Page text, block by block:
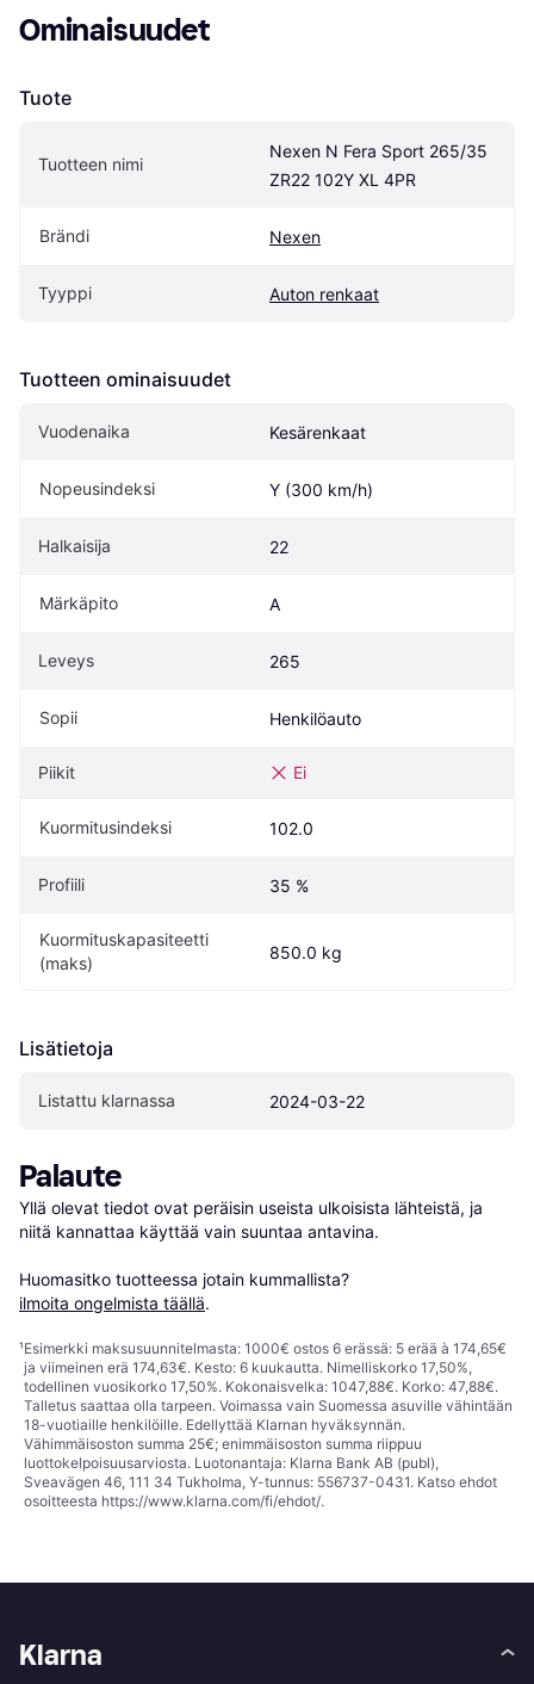
Ominaisuudet
Tuote
Tuotteen nimi
Nexen N Fera Sport 265/35
ZR22 102Y XL 4PR
Brändi Nexen
Tyyppi Auton renkaat
Tuotteen ominaisuudet
Vuodenaika Kesärenkaat
Nopeusindeksi Y (300 km/h)
Halkaisija 22
Märkäpito A
Leveys 265
Sopii Henkilöauto
Piikit Ei
Kuormitusindeksi 102.0
Profiili 35 %
Kuormituskapasiteetti
(maks)
850.0 kg
Lisätietoja
Listattu klarnassa 2024-03-22
Palaute
Yllä olevat tiedot ovat peräisin useista ulkoisista lähteistä, ja
niitä kannattaa käyttää vain suuntaa antavina.
Huomasitko tuotteessa jotain kummallista?
ilmoita ongelmista täällä.
¹Esimerkki maksusuunnitelmasta: 1000€ ostos 6 erässä: 5 erää à 174,65€
ja viimeinen erä 174,63€. Kesto: 6 kuukautta. Nimelliskorko 17,50%,
todellinen vuosikorko 17,50%. Kokonaisvelka: 1047,88€. Korko: 47,88€.
Talletus saattaa olla tarpeen. Voimassa vain Suomessa asuville vähintään
18-vuotiaille henkilöille. Edellyttää Klarnan hyväksynnän.
Vähimmäisoston summa 25€; enimmäisoston summa riippuu
luottokelpoisuusarviosta. Luotonantaja: Klarna Bank AB (publ),
Sveavägen 46, 111 34 Tukholma, Y-tunnus: 556737-0431. Katso ehdot
osoitteesta https://www.klarna.com/fi/ehdot/.
Klarna